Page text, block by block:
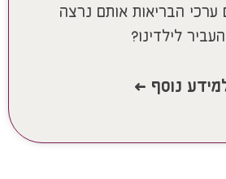
הבריאות אותם נרצה
לילדינו?
נוסף >